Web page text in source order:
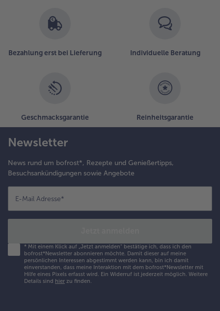
Bezahlung erst bei Lieferung Individuelle Beratung
Geschmacksgarantie Reinheitsgarantie
Newsletter
News rund um bofrost*, Rezepte und Genießertipps,
Besuchsankündigungen sowie Angebote
E-Mail Adresse*
* Mit einem Klick auf „Jetzt anmelden" bestätige ich, dass ich den
bofrost*Newsletter abonnieren möchte. Damit dieser auf meine
persönlichen Interessen abgestimmt werden kann, bin ich damit
einverstanden, dass meine Interaktion mit dem bofrost*Newsletter mit
Hilfe eines Pixels erfasst wird. Ein Widerruf ist jederzeit möglich. Weitere
Details sind hier zu finden.